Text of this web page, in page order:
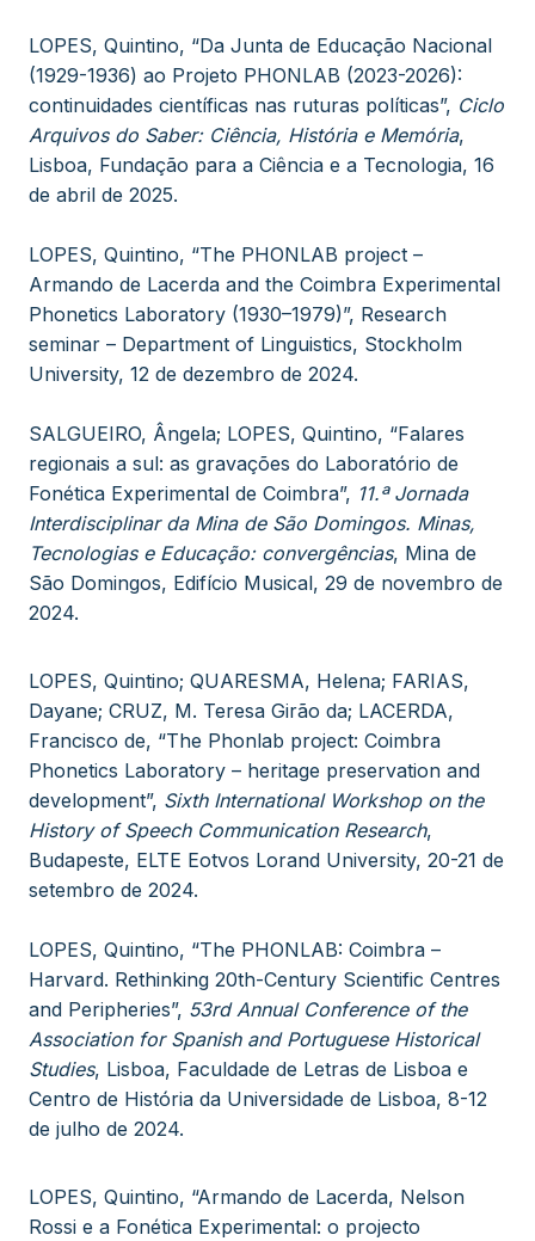
LOPES, Quintino, “Da Junta de Educação Nacional
(1929-1936) ao Projeto PHONLAB (2023-2026):
continuidades científicas nas ruturas políticas”, Ciclo
Arquivos do Saber: Ciência, História e Memória,
Lisboa, Fundação para a Ciência e a Tecnologia, 16
de abril de 2025.
LOPES, Quintino, “The PHONLAB project –
Armando de Lacerda and the Coimbra Experimental
Phonetics Laboratory (1930–1979)”, Research
seminar – Department of Linguistics, Stockholm
University, 12 de dezembro de 2024.
SALGUEIRO, Ângela; LOPES, Quintino, “Falares
regionais a sul: as gravações do Laboratório de
Fonética Experimental de Coimbra”, 11.ª Jornada
Interdisciplinar da Mina de São Domingos. Minas,
Tecnologias e Educação: convergências, Mina de
São Domingos, Edifício Musical, 29 de novembro de
2024.
LOPES, Quintino; QUARESMA, Helena; FARIAS,
Dayane; CRUZ, M. Teresa Girão da; LACERDA,
Francisco de, “The Phonlab project: Coimbra
Phonetics Laboratory – heritage preservation and
development”, Sixth International Workshop on the
History of Speech Communication Research,
Budapeste, ELTE Eotvos Lorand University, 20-21 de
setembro de 2024.
LOPES, Quintino, “The PHONLAB: Coimbra –
Harvard. Rethinking 20th-Century Scientific Centres
and Peripheries”, 53rd Annual Conference of the
Association for Spanish and Portuguese Historical
Studies, Lisboa, Faculdade de Letras de Lisboa e
Centro de História da Universidade de Lisboa, 8-12
de julho de 2024.
LOPES, Quintino, “Armando de Lacerda, Nelson
Rossi e a Fonética Experimental: o projecto